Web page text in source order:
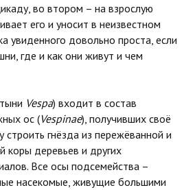
во втором – на взрослую
его и уносит в неизвестном
увиденного довольно проста, если
где и как они живут и чем
Vespa) входит в состав
ос (Vespinae), получивших своё
строить гнёзда из пережёванной и
коры деревьев и других
Все осы подсемейства –
насекомые, живущие большими